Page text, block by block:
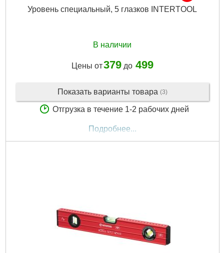
Уровень специальный, 5 глазков INTERTOOL
В наличии
Цены от379до 499
Показать варианты товара (3)
Отгрузка в течение 1-2 рабочих дней
Подробнее...